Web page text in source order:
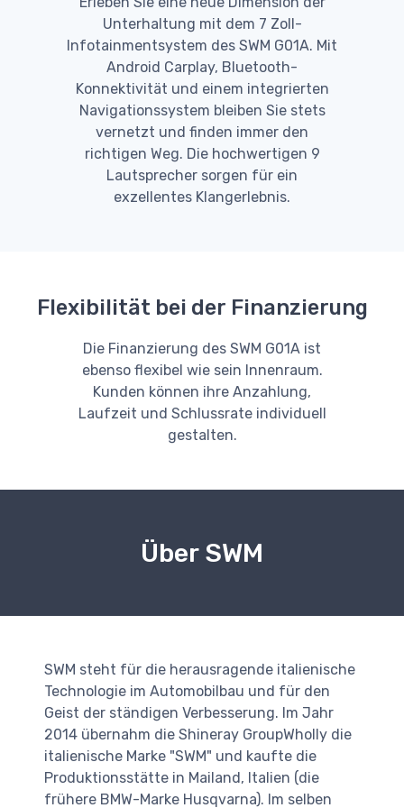
Unterhaltung mit dem 7 Zoll-
Infotainmentsystem des SWM G01A. Mit
Android Carplay, Bluetooth-
Konnektivität und einem integrierten
Navigationssystem bleiben Sie stets
vernetzt und finden immer den
richtigen Weg. Die hochwertigen 9
Lautsprecher sorgen für ein
exzellentes Klangerlebnis.
Flexibilität bei der Finanzierung
Die Finanzierung des SWM G01A ist
ebenso flexibel wie sein Innenraum.
Kunden können ihre Anzahlung,
Laufzeit und Schlussrate individuell
gestalten.
Über SWM
SWM steht für die herausragende italienische
Technologie im Automobilbau und für den
Geist der ständigen Verbesserung. Im Jahr
2014 übernahm die Shineray GroupWholly die
italienische Marke "SWM" und kaufte die
Produktionsstätte in Mailand, Italien (die
frühere BMW-Marke Husqvarna). Im selben